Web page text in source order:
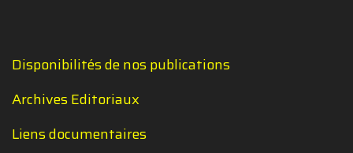
Disponibilités de nos publications
Archives Editoriaux
Liens documentaires